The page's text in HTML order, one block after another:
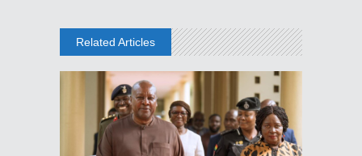
Related Articles